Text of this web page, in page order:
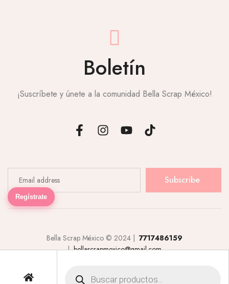
Boletín
¡Suscríbete y únete a la comunidad Bella Scrap México!
Subscribe
Bella Scrap México © 2024 | 7717486159
|bellascrapmexico@gmail.com
Regístrate